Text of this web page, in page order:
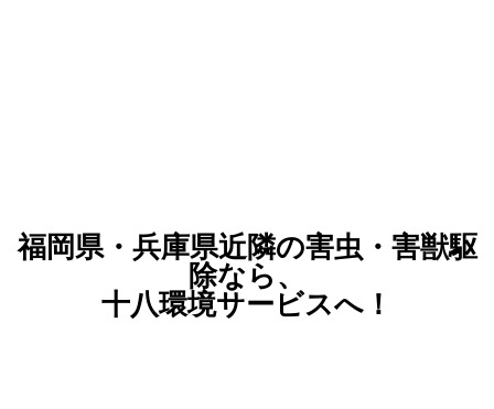
福岡県・兵庫県近隣の害虫・害獣駆
除なら、
十八環境サービスへ！